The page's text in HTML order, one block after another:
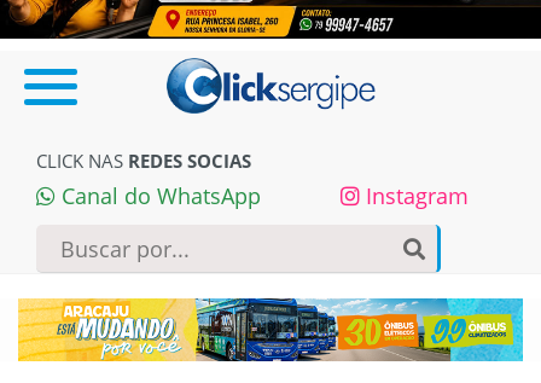
CLICK NAS REDES SOCIAS
Canal do WhatsApp Instagram